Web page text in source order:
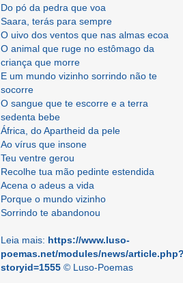
Do pó da pedra que voa
Saara, terás para sempre
O uivo dos ventos que nas almas ecoa
O animal que ruge no estômago da
criança que morre
E um mundo vizinho sorrindo não te
socorre
O sangue que te escorre e a terra
sedenta bebe
África, do Apartheid da pele
Ao vírus que insone
Teu ventre gerou
Recolhe tua mão pedinte estendida
Acena o adeus a vida
Porque o mundo vizinho
Sorrindo te abandonou
Leia mais: https://www.luso-
poemas.net/modules/news/
storyid=1555 © Luso-Poemas